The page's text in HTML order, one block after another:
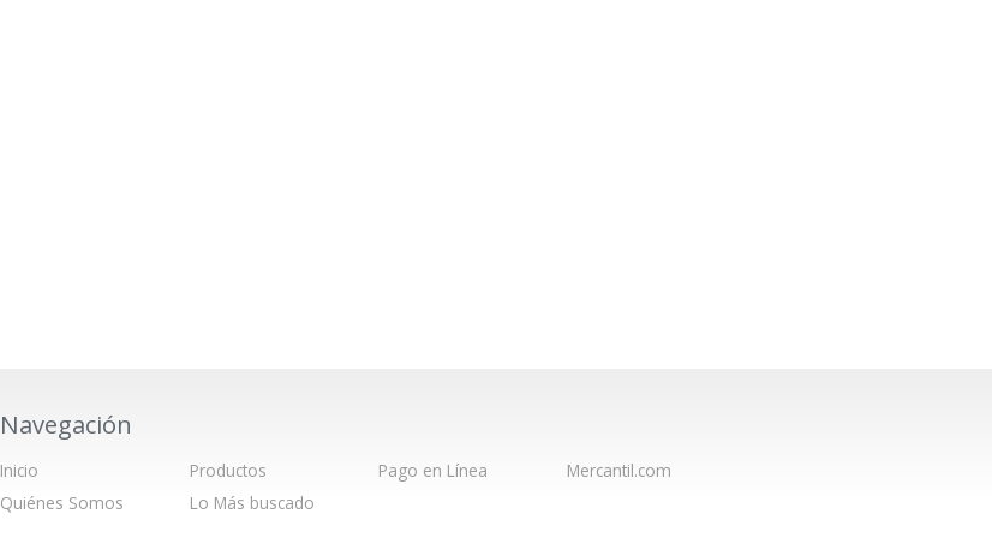
Navegación
Inicio
Quiénes Somos
Productos
Lo Más buscado
Pago en Línea Mercantil.com